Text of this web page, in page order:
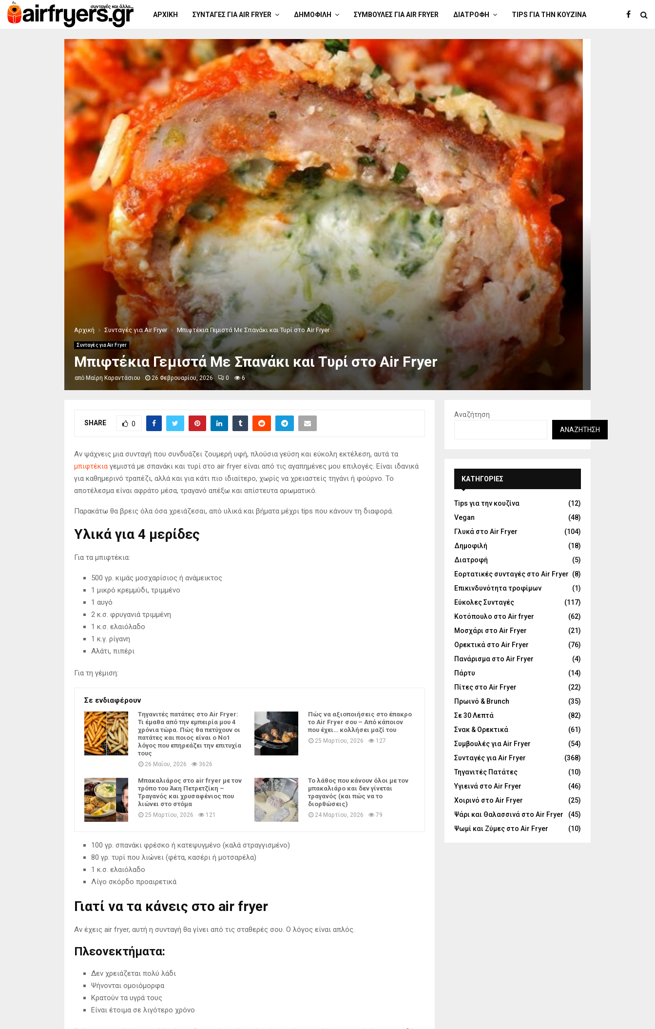
ΑΡΧΙΚΉ ΣΥΝΤΑΓΈΣ ΓΙΑ AIR FRYER ΔΗΜΟΦΙΛΉ ΣΥΜΒΟΥΛΈΣ ΓΙΑ AIR FRYER ΔΙΑΤΡΟΦΉ TIPS ΓΙΑ ΤΗΝ ΚΟΥΖΊΝΑ
Αρχική Συνταγές για Air Fryer Μπιφτέκια Γεμιστά Με Σπανάκι και Τυρί στο Air Fryer
Συνταγές για Air Fryer
Μπιφτέκια Γεμιστά Με Σπανάκι και Τυρί στο Air Fryer
από Μαίρη Καραντάσιου 26 Φεβρουαρίου, 2026 0 6
SHARE 0
Αν ψάχνεις μια συνταγή που συνδυάζει ζουμερή υφή, πλούσια γεύση και εύκολη εκτέλεση, αυτά τα
μπιφτέκια γεμιστά με σπανάκι και τυρί στο air fryer είναι από τις αγαπημένες μου επιλογές. Είναι ιδανικά
για καθημερινό τραπέζι, αλλά και για κάτι πιο ιδιαίτερο, χωρίς να χρειαστείς τηγάνι ή φούρνο. Το
αποτέλεσμα είναι αφράτο μέσα, τραγανό απέξω και απίστευτα αρωματικό.
Παρακάτω θα βρεις όλα όσα χρειάζεσαι, από υλικά και βήματα μέχρι tips που κάνουν τη διαφορά.
Υλικά για 4 μερίδες
Για τα μπιφτέκια:
500 γρ. κιμάς μοσχαρίσιος ή ανάμεικτος
1 μικρό κρεμμύδι, τριμμένο
1 αυγό
2 κ.σ. φρυγανιά τριμμένη
1 κ.σ. ελαιόλαδο
1 κ.γ. ρίγανη
Αλάτι, πιπέρι
Για τη γέμιση:
Σε ενδιαφέρουν
Tηγανιτές πατάτες στο Air Fryer:
Τι έμαθα από την εμπειρία μου 4
χρόνια τώρα. Πώς θα πετύχουν οι
πατάτες και ποιος είναι ο Νο1
λόγος που επηρεάζει την επιτυχία
τους
26 Μαΐου, 2026 3626
Πώς να αξιοποιήσεις στο έπακρο
το Air Fryer σου – Από κάποιον
που έχει… κολλήσει μαζί του
25 Μαρτίου, 2026 127
Μπακαλιάρος στο air fryer με τον
τρόπο του Άκη Πετρετζίκη –
Τραγανός και χρυσαφένιος που
λιώνει στο στόμα
25 Μαρτίου, 2026 121
Το λάθος που κάνουν όλοι με τον
μπακαλιάρο και δεν γίνεται
τραγανός (και πώς να το
διορθώσεις)
24 Μαρτίου, 2026 79
100 γρ. σπανάκι φρέσκο ή κατεψυγμένο (καλά στραγγισμένο)
80 γρ. τυρί που λιώνει (φέτα, κασέρι ή μοτσαρέλα)
1 κ.σ. ελαιόλαδο
Λίγο σκόρδο προαιρετικά
Γιατί να τα κάνεις στο air fryer
Αν έχεις air fryer, αυτή η συνταγή θα γίνει από τις σταθερές σου. Ο λόγος είναι απλός.
Πλεονεκτήματα:
Δεν χρειάζεται πολύ λάδι
Ψήνονται ομοιόμορφα
Κρατούν τα υγρά τους
Είναι έτοιμα σε λιγότερο χρόνο
Αναζήτηση
ΑΝΑΖΉΤΗΣΗ
KΑΤΗΓΟΡΊΕΣ
Tips για την κουζίνα
(12)
Vegan
(48)
Γλυκά στο Air Fryer
(104)
Δημοφιλή
(18)
Διατροφή
(5)
Εορτατικές συνταγές στο Air Fryer (8)
Επικινδυνότητα τροφίμων
(1)
Εύκολες Συνταγές
(117)
Κοτόπουλο στο Air fryer
(62)
Μοσχάρι στο Air Fryer
(21)
Ορεκτικά στο Air Fryer
(76)
Πανάρισμα στο Air Fryer
(4)
Πάρτυ
(14)
Πίτες στο Air Fryer
(22)
Πρωινό & Brunch
(35)
Σε 30 Λεπτά
(82)
Σνακ & Ορεκτικά
(61)
Συμβουλές για Air Fryer
(54)
Συνταγές για Air Fryer
(368)
Τηγανιτές Πατάτες
(10)
Υγιεινά στο Air Fryer
(46)
Χοιρινό στο Air Fryer
(25)
Ψάρι και Θαλασσινά στο Air Fryer
(45)
Ψωμί και Ζύμες στο Air Fryer
(10)